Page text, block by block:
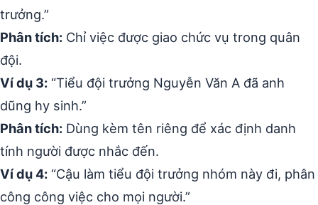
trưởng.”
Phân tích: Chỉ việc được giao chức vụ trong quân
đội.
Ví dụ 3: “Tiểu đội trưởng Nguyễn Văn A đã anh
dũng hy sinh.”
Phân tích: Dùng kèm tên riêng để xác định danh
tính người được nhắc đến.
Ví dụ 4: “Cậu làm tiểu đội trưởng nhóm này đi, phân
công công việc cho mọi người.”